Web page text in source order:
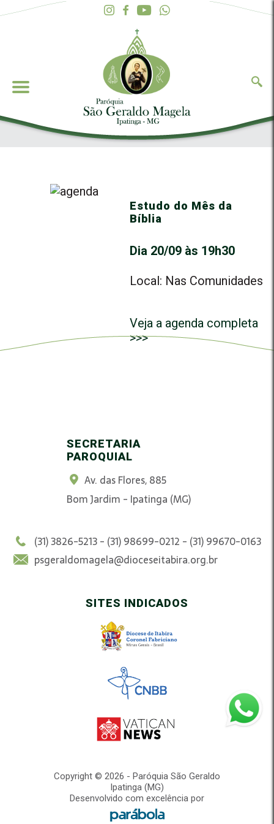
Estudo do Mês da
Bíblia
Dia 20/09 às 19h30
Local: Nas Comunidades
Veja a agenda completa
>>>
SECRETARIA
PAROQUIAL
Av. das Flores, 885
Bom Jardim - Ipatinga (MG)
(31) 3826-5213 - (31) 98699-0212 - (31) 99670-0163
psgeraldomagela@dioceseitabira.org.br
SITES INDICADOS
Copyright © 2026 - Paróquia São Geraldo
Ipatinga (MG)
Desenvolvido com excelência por